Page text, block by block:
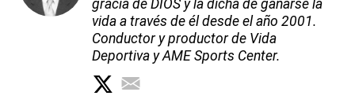
gracia de DIOS y la dicha de ganarse la
vida a través de él desde el año 2001.
Conductor y productor de Vida
Deportiva y AME Sports Center.